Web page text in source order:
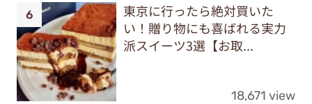
東京に行ったら絶対買いた
い！贈り物にも喜ばれる実力
派スイーツ3選【お取...
18,671 view